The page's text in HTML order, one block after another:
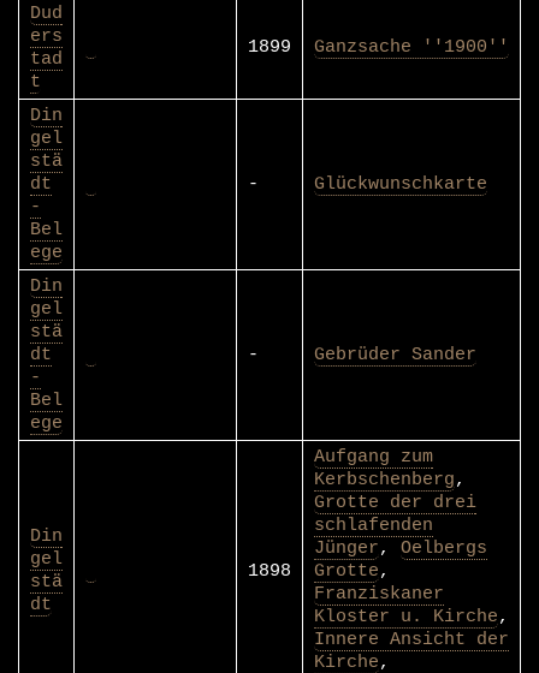
Dud
ers
tad
t
1899 Ganzsache ''1900''
Din
gel
stä
dt
-
Bel
ege
- Glückwunschkarte
Din
gel
stä
dt
-
Bel
ege
- Gebrüder Sander
Din
gel
stä
dt
1898
Aufgang zum
Kerbschenberg,
Grotte der drei
schlafenden
Jünger, Oelbergs
Grotte,
Franziskaner
Kloster u. Kirche,
Innere Ansicht der
Kirche,